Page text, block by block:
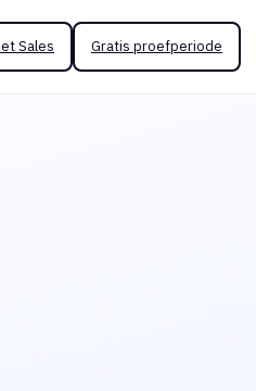
Sales Gratis proefperiode